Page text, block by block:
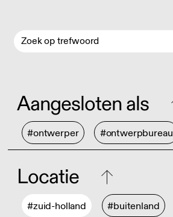
Aangesloten als
#ontwerper #ontwerpbureau
Locatie
#zuid-holland #buitenland